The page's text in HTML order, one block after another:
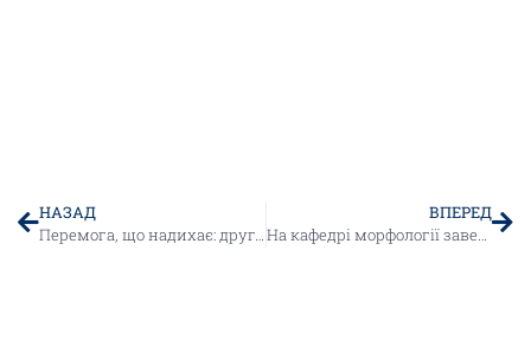
НАЗАД
Перемога, що надихає: друге місце на «Biomedical Perspectives VI»
ВПЕРЕД
На кафедрі морфології завершився навчальний курс практичних занять з дисципліни «Клінічна анатомія та оперативна хірургія»